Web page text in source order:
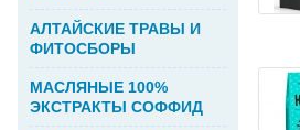
АЛТАЙСКИЕ ТРАВЫ И
ФИТОСБОРЫ
МАСЛЯНЫЕ 100%
ЭКСТРАКТЫ СОФФИД